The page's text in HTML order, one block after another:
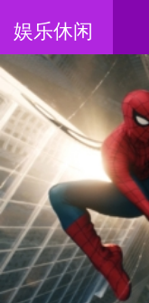
娱乐休闲